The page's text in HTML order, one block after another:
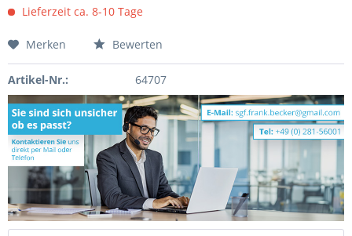
Lieferzeit ca. 8-10 Tage
Merken Bewerten
Artikel-Nr.: 64707